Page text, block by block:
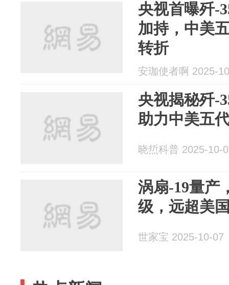
央视首曝歼-
加持，中美
转折
安珈使者啊 2025-
央视揭秘歼-
助力中美五
晓焎科普 2025-10-
涡扇-19量产
级，远超美
世家宝 2025-10-07